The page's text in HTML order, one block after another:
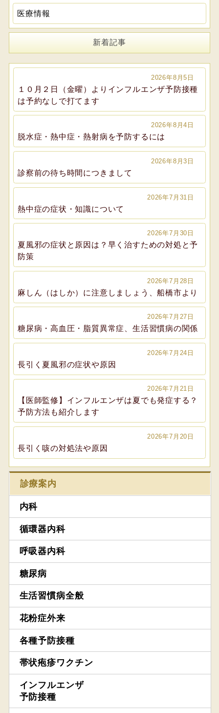
医療情報
新着記事
2026年8月5日
１０月２日（金曜）よりインフルエンザ予防接種
は予約なしで打てます
2026年8月4日
脱水症・熱中症・熱射病を予防するには
2026年8月3日
診察前の待ち時間につきまして
2026年7月31日
熱中症の症状・知識について
2026年7月30日
夏風邪の症状と原因は？早く治すための対処と予
防策
2026年7月28日
麻しん（はしか）に注意しましょう、船橋市より
2026年7月27日
糖尿病・高血圧・脂質異常症、生活習慣病の関係
2026年7月24日
長引く夏風邪の症状や原因
2026年7月21日
【医師監修】インフルエンザは夏でも発症する？
予防方法も紹介します
2026年7月20日
長引く咳の対処法や原因
診療案内
内科
循環器内科
呼吸器内科
糖尿病
生活習慣病全般
花粉症外来
各種予防接種
帯状疱疹ワクチン
インフルエンザ
予防接種